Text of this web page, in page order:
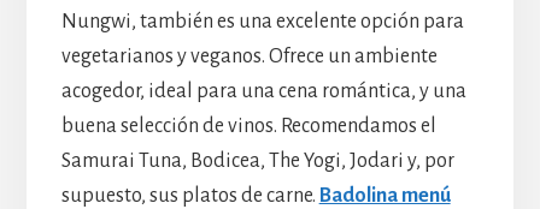
Nungwi, también es una excelente opción para
vegetarianos y veganos. Ofrece un ambiente
acogedor, ideal para una cena romántica, y una
buena selección de vinos. Recomendamos el
Samurai Tuna, Bodicea, The Yogi, Jodari y, por
supuesto, sus platos de carne. Badolina menú